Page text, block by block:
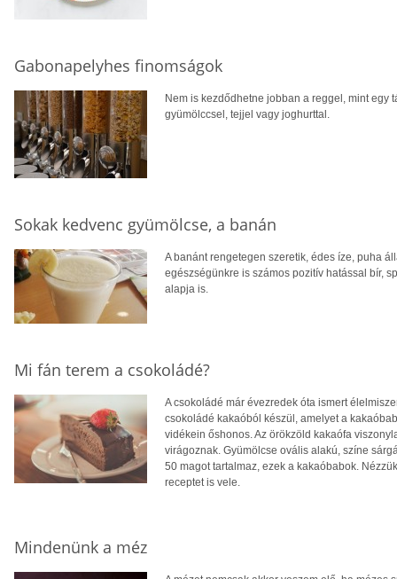
Gabonapelyhes finomságok
Nem is kezdődhetne jobban a reggel, mint egy
gyümölccsel, tejjel vagy joghurttal.
Sokak kedvenc gyümölcse, a banán
A banánt rengetegen szeretik, édes íze, puha
egészségünkre is számos pozitív hatással bír,
alapja is.
Mi fán terem a csokoládé?
A csokoládé már évezredek óta ismert
csokoládé kakaóból készül, amelyet a
vidékein őshonos. Az örökzöld kakaófa
virágoznak. Gyümölcse ovális alakú, színe
50 magot tartalmaz, ezek a kakaóbabok.
receptet is vele.
Mindenünk a méz